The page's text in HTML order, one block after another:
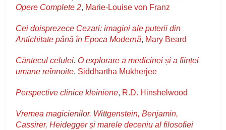
Opere Complete 2, Marie-Louise von Franz
Cei doisprezece Cezari: imagini ale puterii din
Antichitate până în Epoca Modernă, Mary Beard
Cântecul celulei. O explorare a medicinei și a ființei
umane reînnoite, Siddhartha Mukherjee
Perspective clinice kleiniene, R.D. Hinshelwood
Vremea magicienilor. Wittgenstein, Benjamin,
Cassirer, Heidegger și marele deceniu al filosofiei